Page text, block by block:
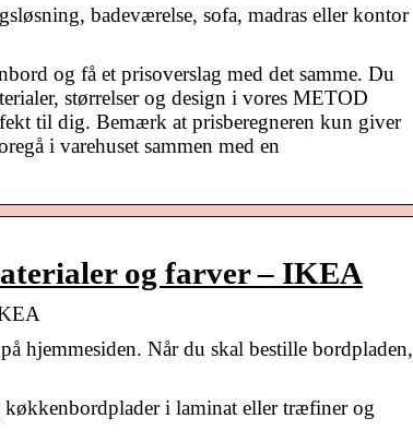
badeværelse, sofa, madras eller kontor
og få et prisoverslag med det samme. Du
størrelser og design i vores METOD
til dig. Bemærk at prisberegneren kun giver
i varehuset sammen med en
og farver – IKEA
hjemmesiden. Når du skal bestille bordpladen,
i laminat eller træfiner og